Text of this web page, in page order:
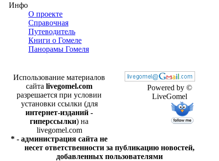
Инфо
О проекте
Справочная
Путеводитель
Книги о Гомеле
Панорамы Гомеля
Powered by ©
LiveGomel
Использование материалов
сайта livegomel.com
разрешается при условии
установки ссылки (для
интернет-изданий -
гиперссылки) на
livegomel.com
* - администрация сайта не
несет ответственности за публикацию новостей,
добавленных пользователями